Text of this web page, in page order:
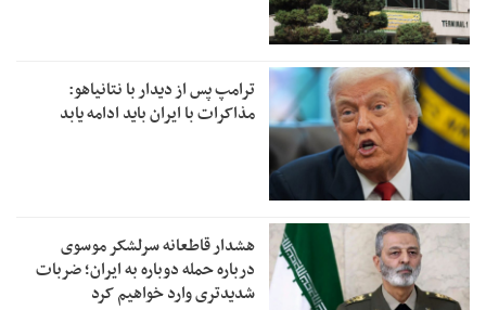
ترامپ پس از دیدار با نتانیاهو:
مذاکرات با ایران باید ادامه یابد
هشدار قاطعانه سرلشکر موسوی
درباره حمله دوباره به ایران؛ ضربات
شدیدتری وارد خواهیم کرد